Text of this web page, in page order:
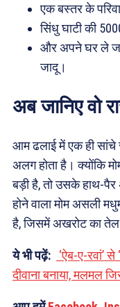
एक बस्तर के
सिंधु घाटी की
और अपने घर ले
जादू।
अब जानिए वो
आम ढलाई में एक ही सांचे
अलग होता है। क्योंकि
बड़ी है, तो उसके हाथ-
होने वाला मोम असली
है, जिसमें अखरोट का तेल
ये भी पढ़ें:
‘ऐब-ए-रवां’
दीवाना बनाया, मलमल